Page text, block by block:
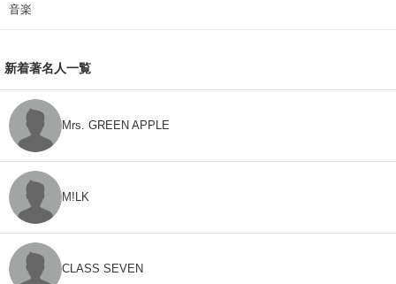
音楽
新着著名人一覧
Mrs. GREEN APPLE
M!LK
CLASS SEVEN